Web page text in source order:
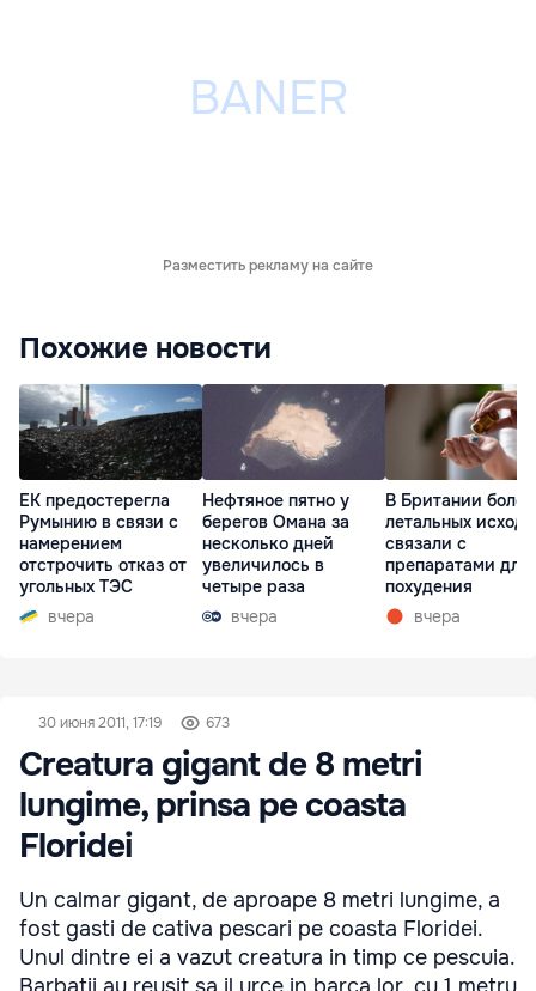
Разместить рекламу на сайте
Похожие новости
ЕК предостерегла
Румынию в связи с
намерением
отстрочить отказ от
угольных ТЭС
вчера
Нефтяное пятно у
берегов Омана за
несколько дней
увеличилось в
четыре раза
вчера
В Британии
летальных
связали с
препаратами для
похудения
вчера
30 июня 2011, 17:19 673
Creatura gigant de 8 metri
lungime, prinsa pe coasta
Floridei
Un calmar gigant, de aproape 8 metri lungime, a
fost gasti de cativa pescari pe coasta Floridei.
Unul dintre ei a vazut creatura in timp ce pescuia.